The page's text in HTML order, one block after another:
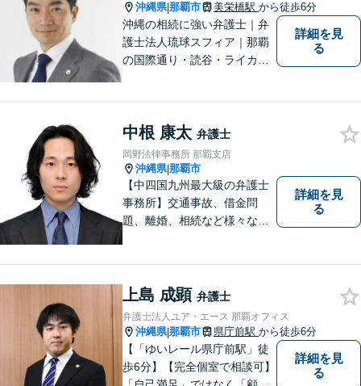
沖縄県|那覇市 美栄橋駅 から徒歩6分
沖縄の相続に強い弁護士｜弁
護士法人琉球スフィア｜那覇
の国際通り・読谷・ライカム
を手掛けていきたいと思って
おります。どうぞよろしくお
願いします。
詳細を見
る
中根 康太 弁護士
岡野法律事務所 那覇支店
沖縄県|那覇市
【中四国九州最大級の弁護士
事務所】交通事故、借金問
題、離婚、相続など様々な問
い！
詳細を見
る
上島 成顕 弁護士
弁護士法人ユア・エース 那覇オフィス
沖縄県|那覇市 県庁前駅 から徒歩6分
【「ゆいレール県庁前駅」徒
歩6分】【完全個室で相談可】
詳細を見
る